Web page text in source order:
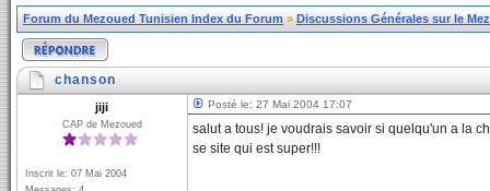
Forum du Mezoued Tunisien Index du Forum » Discussions Générales sur le
chanson
jiji
CAP de Mezoued
Inscrit le: 07 Mai 2004
Posté le: 27 Mai 2004 17:07
salut a tous! je voudrais savoir si quelqu'un a la
se site qui est super!!!